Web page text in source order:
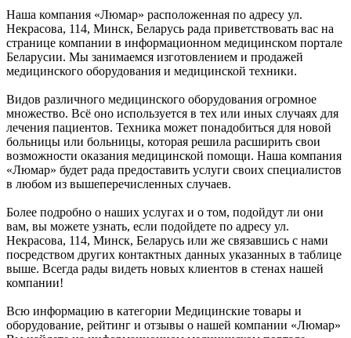
Наша компания «Люмар» расположенная по адресу ул.
Некрасова, 114, Минск, Беларусь рада приветствовать вас на
странице компании в информационном медицинском портале
Беларусии. Мы занимаемся изготовлением и продажей
медицинского оборудования и медицинской техники.
Видов различного медицинского оборудования огромное
множество. Всё оно используется в тех или иных случаях для
лечения пациентов. Техника может понадобиться для новой
больницы или больницы, которая решила расширить свои
возможности оказания медицинской помощи. Наша компания
«Люмар» будет рада предоставить услуги своих специалистов
в любом из вышеперечисленных случаев.
Более подробно о наших услугах и о том, подойдут ли они
вам, вы можете узнать, если подойдете по адресу ул.
Некрасова, 114, Минск, Беларусь или же связавшись с нами
посредством других контактных данных указанных в таблице
выше. Всегда рады видеть новых клиентов в стенах нашей
компании!
Всю информацию в категории Медицинские товары и
оборудование, рейтинг и отзывы о нашей компании «Люмар»